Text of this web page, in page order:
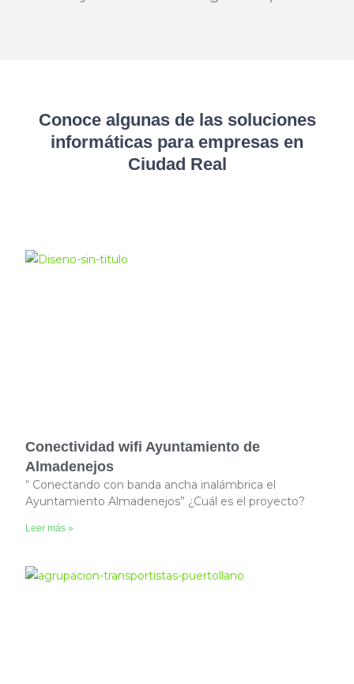
Conoce algunas de las soluciones
informáticas para empresas en
Ciudad Real
Conectividad wifi Ayuntamiento de
Almadenejos
“ Conectando con banda ancha inalámbrica el
Ayuntamiento Almadenejos” ¿Cuál es el proyecto?
Leer más »